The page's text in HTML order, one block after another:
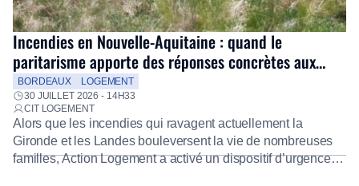
Incendies en Nouvelle-Aquitaine : quand le
paritarisme apporte des réponses concrètes aux
salariés
BORDEAUX
LOGEMENT
30 JUILLET 2026 - 14H33
CIT LOGEMENT
Alors que les incendies qui ravagent actuellement la
Gironde et les Landes bouleversent la vie de nombreuses
familles, Action Logement a activé un dispositif d’urgence